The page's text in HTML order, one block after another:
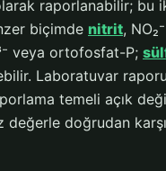
raporlanabilir; bu
biçimde nitrit,
veya ortofosfat-P;
Laboratuvar
temeli açık
değerle doğrudan